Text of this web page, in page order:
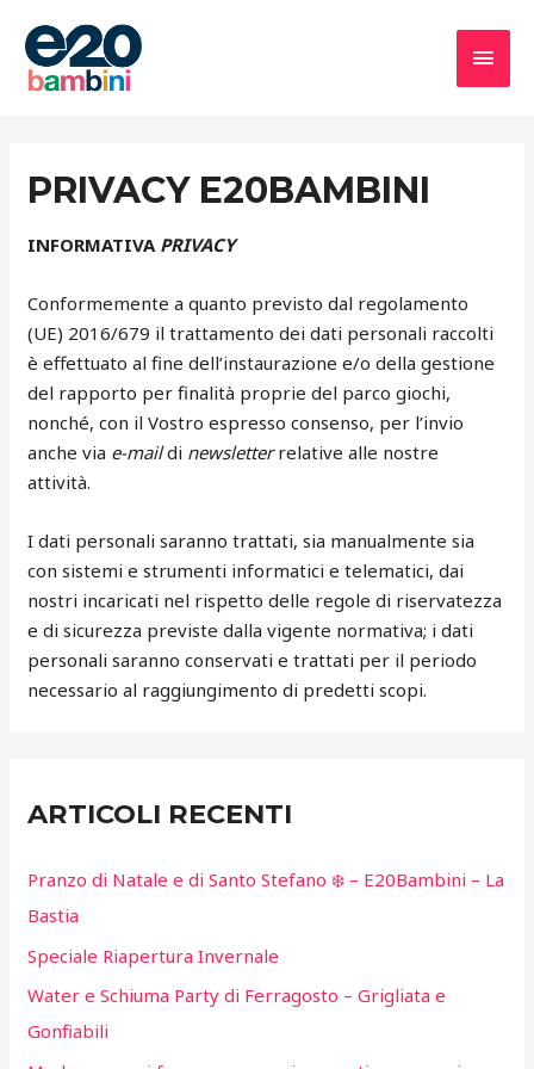
PRIVACY E20BAMBINI
INFORMATIVA PRIVACY
Conformemente a quanto previsto dal regolamento
(UE) 2016/679 il trattamento dei dati personali raccolti
è effettuato al fine dell’instaurazione e/o della gestione
del rapporto per finalità proprie del parco giochi,
nonché, con il Vostro espresso consenso, per l’invio
anche via e-maildi newsletterrelative alle nostre
attività.
I dati personali saranno trattati, sia manualmente sia
con sistemi e strumenti informatici e telematici, dai
nostri incaricati nel rispetto delle regole di riservatezza
e di sicurezza previste dalla vigente normativa; i dati
personali saranno conservati e trattati per il periodo
necessario al raggiungimento di predetti scopi.
ARTICOLI RECENTI
Pranzo di Natale e di Santo Stefano ❄️ – E20Bambini – La
Bastia
Speciale Riapertura Invernale
Water e Schiuma Party di Ferragosto – Grigliata e
Gonfiabili